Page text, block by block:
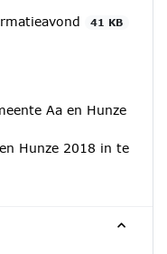
41 KB
Aa en Hunze
Hunze 2018 in te